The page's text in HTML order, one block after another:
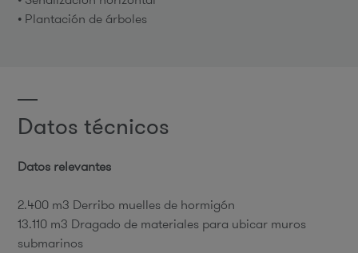
• Plantación de árboles
Datos técnicos
Datos relevantes
2.400 m3 Derribo muelles de hormigón
13.110 m3 Dragado de materiales para ubicar muros
submarinos